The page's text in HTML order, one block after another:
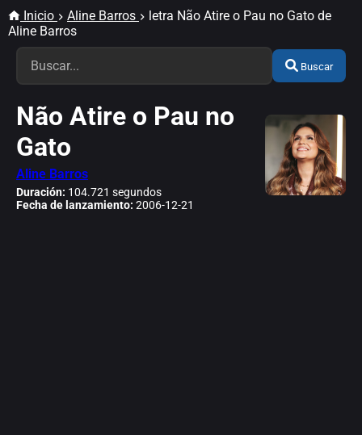
Inicio Aline Barros
letra Não Atire o Pau no Gato de
Aline Barros
Buscar
Não Atire o Pau no
Gato
Aline Barros
Duración: 104.721 segundos
Fecha de lanzamiento: 2006-12-21